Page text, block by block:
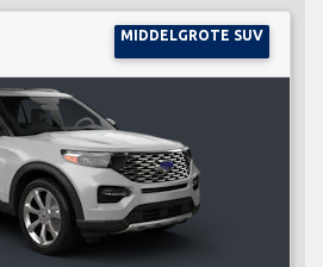
MIDDELGROTE SUV